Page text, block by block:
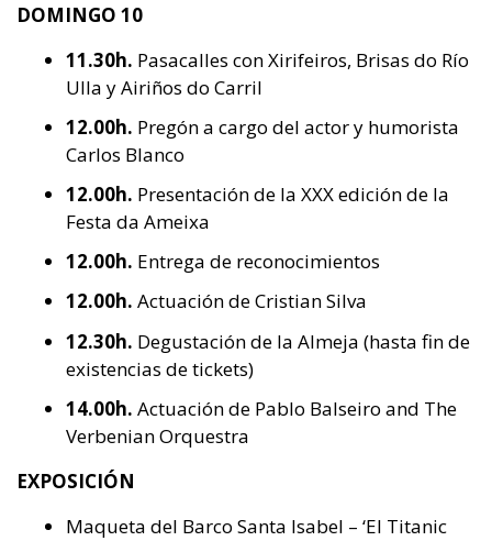
DOMINGO 10
11.30h. Pasacalles con Xirifeiros, Brisas do Río
Ulla y Airiños do Carril
12.00h. Pregón a cargo del actor y humorista
Carlos Blanco
12.00h. Presentación de la XXX edición de la
Festa da Ameixa
12.00h. Entrega de reconocimientos
12.00h. Actuación de Cristian Silva
12.30h. Degustación de la Almeja (hasta fin de
existencias de tickets)
14.00h. Actuación de Pablo Balseiro and The
Verbenian Orquestra
EXPOSICIÓN
Maqueta del Barco Santa Isabel – ‘El Titanic